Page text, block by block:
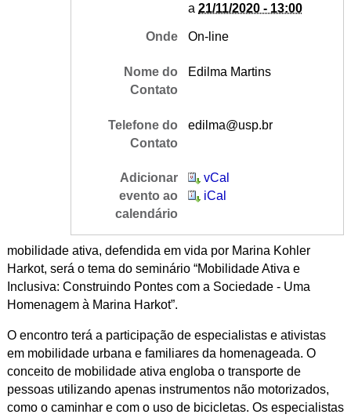
a21/11/2020 - 13:00
Onde On-line
Nome do
Contato
Edilma Martins
Telefone do
Contato
edilma@usp.br
Adicionar
evento ao
calendário
vCal
iCal
mobilidade ativa, defendida em vida por Marina Kohler
Harkot, será o tema do seminário “Mobilidade Ativa e
Inclusiva: Construindo Pontes com a Sociedade - Uma
Homenagem à Marina Harkot”.
O encontro terá a participação de especialistas e ativistas
em mobilidade urbana e familiares da homenageada. O
conceito de mobilidade ativa engloba o transporte de
pessoas utilizando apenas instrumentos não motorizados,
como o caminhar e com o uso de bicicletas. Os especialistas